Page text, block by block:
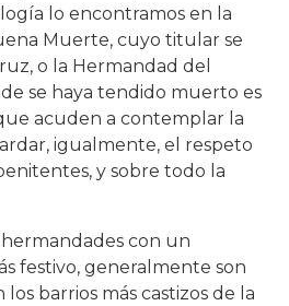
lo encontramos en la
Muerte, cuyo titular se
o la Hermandad del
se haya tendido muerto es
acuden a contemplar la
igualmente, el respeto
y sobre todo la
con un
festivo, generalmente son
barrios más castizos de la